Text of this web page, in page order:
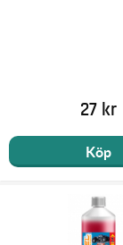
27 kr
Köp